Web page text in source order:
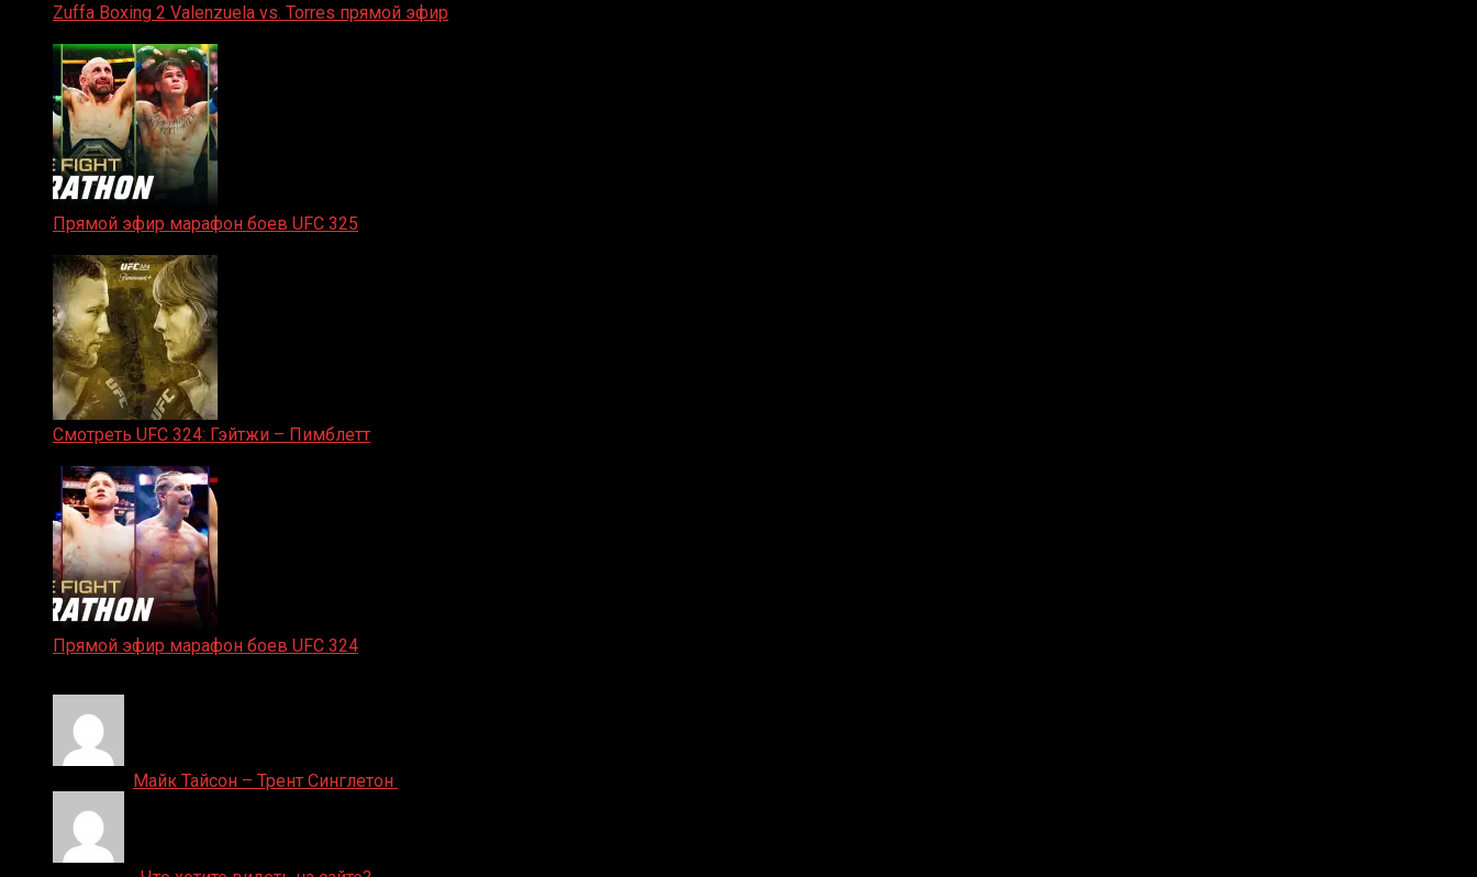
Zuffa Boxing 2 Valenzuela vs. Torres прямой эфир
Прямой эфир марафон боев UFC 325
Смотреть UFC 324: Гэйтжи – Пимблетт
Прямой эфир марафон боев UFC 324
Майк Тайсон – Трент Синглетон